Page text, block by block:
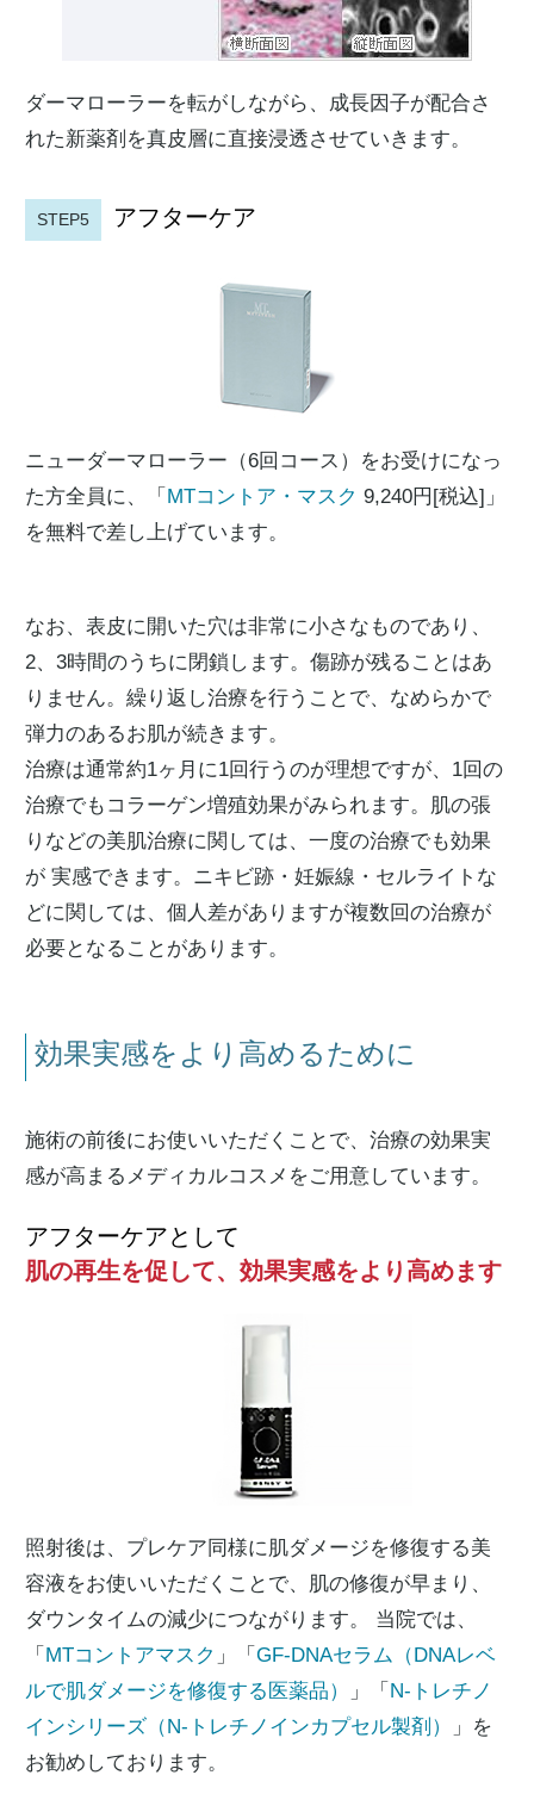
ダーマローラーを転がしながら、成長因子が配合さ
れた新薬剤を真皮層に直接浸透させていきます。
STEP5 アフターケア
ニューダーマローラー（6回コース）をお受けになっ
た方全員に、「 MTコントア・マスク 9,240円[税込]」
を無料で差し上げています。
なお、表皮に開いた穴は非常に小さなものであり、
2、3時間のうちに閉鎖します。傷跡が残ることはあ
りません。繰り返し治療を行うことで、なめらかで
弾力のあるお肌が続きます。
治療は通常約1ヶ月に1回行うのが理想ですが、1回の
治療でもコラーゲン増殖効果がみられます。肌の張
りなどの美肌治療に関しては、一度の治療でも効果
が 実感できます。ニキビ跡・妊娠線・セルライトな
どに関しては、個人差がありますが複数回の治療が
必要となることがあります。
効果実感をより高めるために
施術の前後にお使いいただくことで、治療の効果実
感が高まるメディカルコスメをご用意しています。
アフターケアとして
肌の再生を促して、効果実感をより高めます
照射後は、プレケア同様に肌ダメージを修復する美
容液をお使いいただくことで、肌の修復が早まり、
ダウンタイムの減少につながります。 当院では、
「 MTコントアマスク 」「 GF-DNAセラム（DNAレベ
ルで肌ダメージを修復する医薬品）
」「 N-トレチノ
インシリーズ（N-トレチノインカプセル製剤）
」を
お勧めしております。